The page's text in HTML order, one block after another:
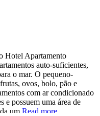
Hotel Apartamento
auto-suficientes,
o mar. O pequeno-
ovos, bolo, pão e
com ar condicionado
e possuem uma área de
um Read more...